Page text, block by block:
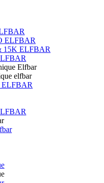
ELFBAR
15K ELFBAR
Elfbar
elfbar